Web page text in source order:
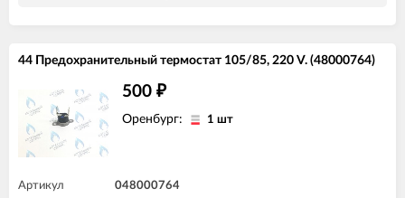
44 Предохранительный термостат 105/85, 220 V. (48000764)
500 ₽
Оренбург: 1 шт
Артикул 048000764